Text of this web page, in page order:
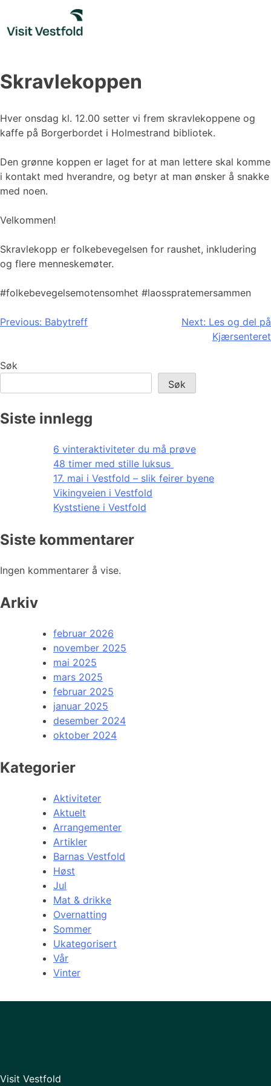
content
Skravlekoppen
Hver onsdag kl. 12.00 setter vi frem skravlekoppene og
kaffe på Borgerbordet i Holmestrand bibliotek.
Den grønne koppen er laget for at man lettere skal komme
i kontakt med hverandre, og betyr at man ønsker å snakke
med noen.
Velkommen!
Skravlekopp er folkebevegelsen for raushet, inkludering
og flere menneskemøter.
#folkebevegelsemotensomhet #laosspratemersammen
Innleggsnavigasjon
Previous: Babytreff Next: Les og del på
Kjærsenteret
Søk
Søk
Siste innlegg
6 vinteraktiviteter du må prøve
48 timer med stille luksus
17. mai i Vestfold – slik feirer byene
Vikingveien i Vestfold
Kyststiene i Vestfold
Siste kommentarer
Ingen kommentarer å vise.
Arkiv
februar 2026
november 2025
mai 2025
mars 2025
februar 2025
januar 2025
desember 2024
oktober 2024
Kategorier
Aktiviteter
Aktuelt
Arrangementer
Artikler
Barnas Vestfold
Høst
Jul
Mat & drikke
Overnatting
Sommer
Ukategorisert
Vår
Vinter
Visit Vestfold